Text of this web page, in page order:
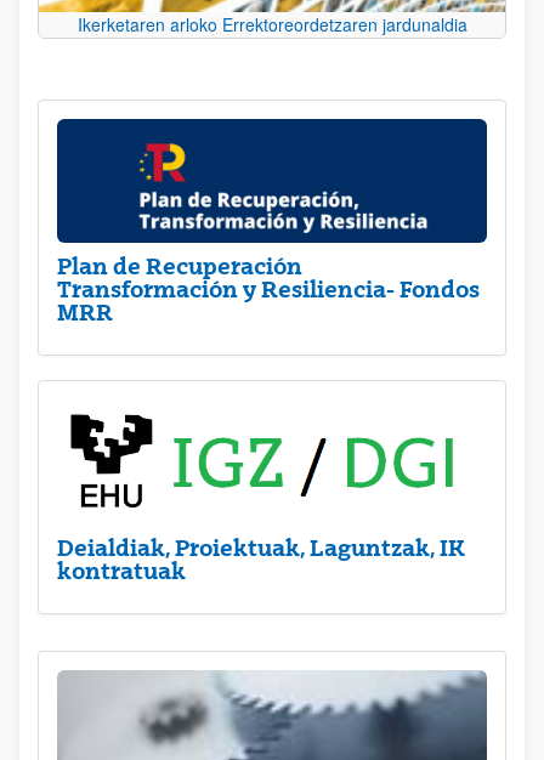
Ikerketaren arloko Errektoreordetzaren jardunaldia
Plan de Recuperación
Transformación y Resiliencia- Fondos
MRR
Deialdiak, Proiektuak, Laguntzak, IK
kontratuak